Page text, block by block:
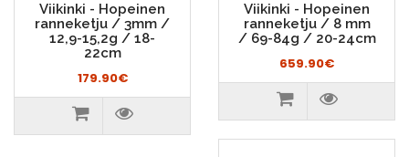
Viikinki - Hopeinen
ranneketju / 3mm /
12,9-15,2g / 18-
22cm
179.90€
Viikinki - Hopeinen
ranneketju / 8 mm
/ 69-84g / 20-24cm
659.90€